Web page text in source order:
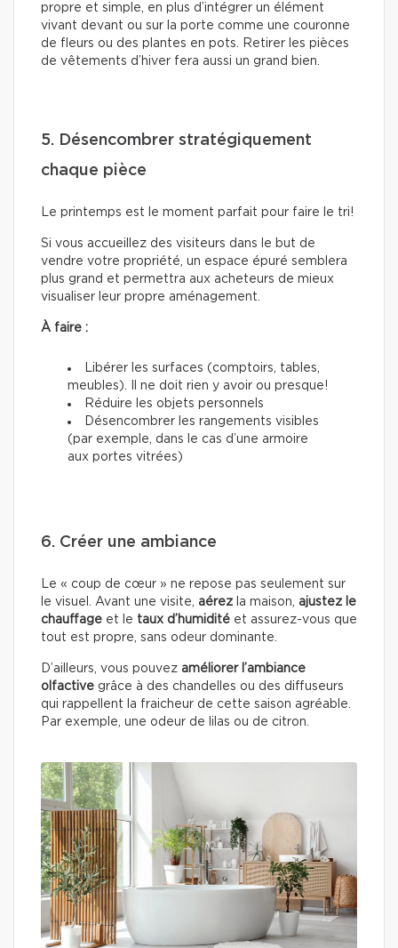
propre et simple, en plus d’intégrer un élément
vivant devant ou sur la porte comme une couronne
de fleurs ou des plantes en pots. Retirer les pièces
de vêtements d’hiver fera aussi un grand bien.
5. Désencombrer stratégiquement
chaque pièce
Le printemps est le moment parfait pour faire le tri!
Si vous accueillez des visiteurs dans le but de
vendre votre propriété, un espace épuré semblera
plus grand et permettra aux acheteurs de mieux
visualiser leur propre aménagement.
À faire :
Libérer les surfaces (comptoirs, tables,
meubles). Il ne doit rien y avoir ou presque!
Réduire les objets personnels
Désencombrer les rangements visibles
(par exemple, dans le cas d’une armoire
aux portes vitrées)
6. Créer une ambiance
Le « coup de cœur » ne repose pas seulement sur
le visuel. Avant une visite, aérez la maison, ajustez le
chauffage et le taux d’humidité et assurez-vous que
tout est propre, sans odeur dominante.
D’ailleurs, vous pouvez améliorer l’ambiance
olfactive grâce à des chandelles ou des diffuseurs
qui rappellent la fraicheur de cette saison agréable.
Par exemple, une odeur de lilas ou de citron.